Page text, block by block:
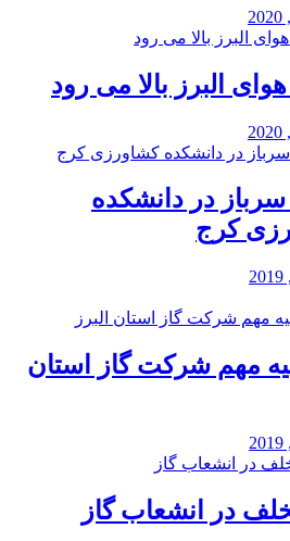
البرز بالا می رود
در دانشکده
کرج
مهم شرکت گاز استان
در انشعاب گاز